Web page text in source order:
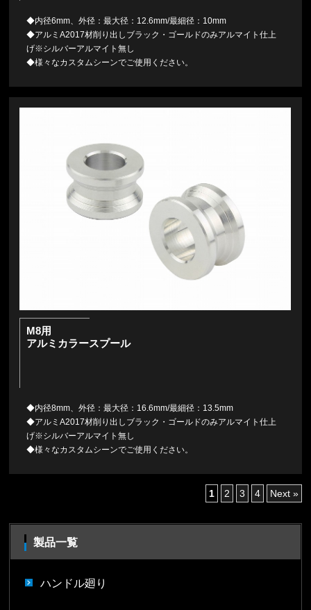
◆内径6mm、外径：最大径：12.6mm/最細径：10mm
◆アルミA2017材削り出しブラック・ゴールドのみアルマイト仕上
げ※シルバーアルマイト無し
◆様々なカスタムシーンでご使用ください。
M8用
アルミカラースプール
◆内径8mm、外径：最大径：16.6mm/最細径：13.5mm
◆アルミA2017材削り出しブラック・ゴールドのみアルマイト仕上
げ※シルバーアルマイト無し
◆様々なカスタムシーンでご使用ください。
1 2 3 4 Next »
製品一覧
ハンドル廻り